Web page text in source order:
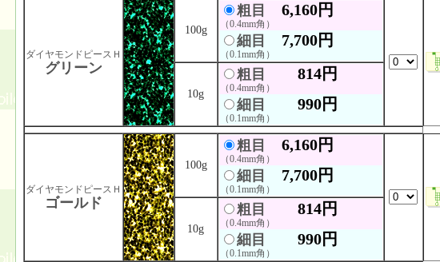
ダイヤモンドピースＨ
グリーン
100g
粗目 6,160円
（0.4mm角）
細目 7,700円
（0.1mm角）
10g
粗目 814円
（0.4mm角）
細目 990円
（0.1mm角）
ダイヤモンドピースＨ
ゴールド
100g
粗目 6,160円
（0.4mm角）
細目 7,700円
（0.1mm角）
10g
粗目 814円
（0.4mm角）
細目 990円
（0.1mm角）